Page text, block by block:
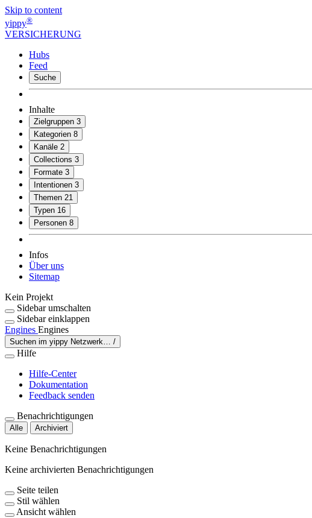
Skip to content
yippy®
VERSICHERUNG
Hubs
Feed
Suche
Inhalte
Zielgruppen 3
Kategorien 8
Kanäle 2
Collections 3
Formate 3
Intentionen 3
Themen 21
Typen 16
Personen 8
Infos
Über uns
Sitemap
Kein Projekt
Sidebar umschalten
Sidebar einklappen
Engines Engines
Suchen im yippy Netzwerk… /
Hilfe
Hilfe-Center
Dokumentation
Feedback senden
Benachrichtigungen
Alle Archiviert
Keine Benachrichtigungen
Keine archivierten Benachrichtigungen
Seite teilen
Stil wählen
Ansicht wählen